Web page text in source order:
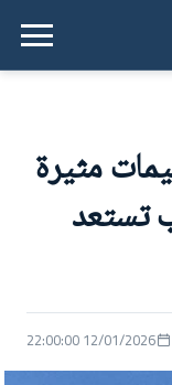
القائمة الرئيسية
مثيرة
تستعد
12/01/2026 22:00:00